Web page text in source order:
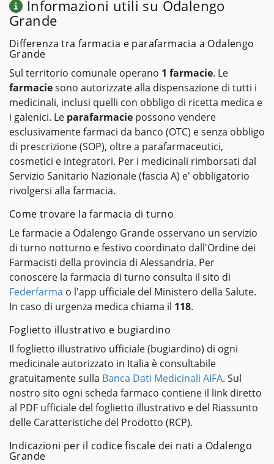
Informazioni utili su Odalengo
Grande
Differenza tra farmacia e parafarmacia a Odalengo
Grande
Sul territorio comunale operano 1 farmacie. Le
farmaciesono autorizzate alla dispensazione di tutti i
medicinali, inclusi quelli con obbligo di ricetta medica e
i galenici. Le parafarmacie possono vendere
esclusivamente farmaci da banco (OTC) e senza obbligo
di prescrizione (SOP), oltre a parafarmaceutici,
cosmetici e integratori. Per i medicinali rimborsati dal
Servizio Sanitario Nazionale (fascia A) e' obbligatorio
rivolgersi alla farmacia.
Come trovare la farmacia di turno
Le farmacie a Odalengo Grande osservano un servizio
di turno notturno e festivo coordinato dall'Ordine dei
Farmacisti della provincia di Alessandria. Per
conoscere la farmacia di turno consulta il sito di
Federfarma o l'app ufficiale del Ministero della Salute.
In caso di urgenza medica chiama il 118.
Foglietto illustrativo e bugiardino
Il foglietto illustrativo ufficiale (bugiardino) di ogni
medicinale autorizzato in Italia è consultabile
gratuitamente sulla Banca Dati Medicinali AIFA. Sul
nostro sito ogni scheda farmaco contiene il link diretto
al PDF ufficiale del foglietto illustrativo e del Riassunto
delle Caratteristiche del Prodotto (RCP).
Indicazioni per il codice fiscale dei nati a Odalengo
Grande